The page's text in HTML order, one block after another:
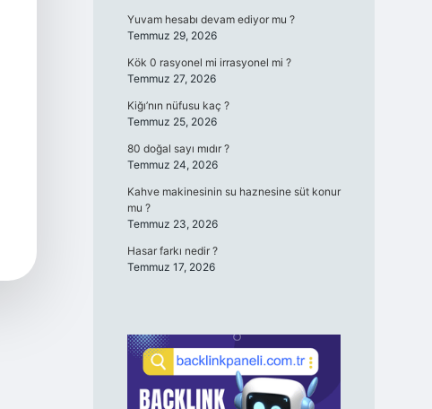
Yuvam hesabı devam ediyor mu ?
Temmuz 29, 2026
Kök 0 rasyonel mi irrasyonel mi ?
Temmuz 27, 2026
Kiğı’nın nüfusu kaç ?
Temmuz 25, 2026
80 doğal sayı mıdır ?
Temmuz 24, 2026
Kahve makinesinin su haznesine süt konur
mu ?
Temmuz 23, 2026
Hasar farkı nedir ?
Temmuz 17, 2026